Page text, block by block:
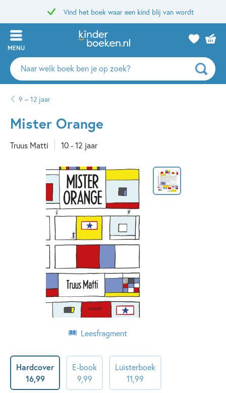
Vind het boek waar een kind blij van wordt
MENU
Zoeken
naar
auteurs
uitgevers
9 – 12 jaar
Mister Orange
Truus Matti 10 - 12 jaar
Leesfragment
Hardcover
16,99
E-book
9,99
Luisterboek
11,99